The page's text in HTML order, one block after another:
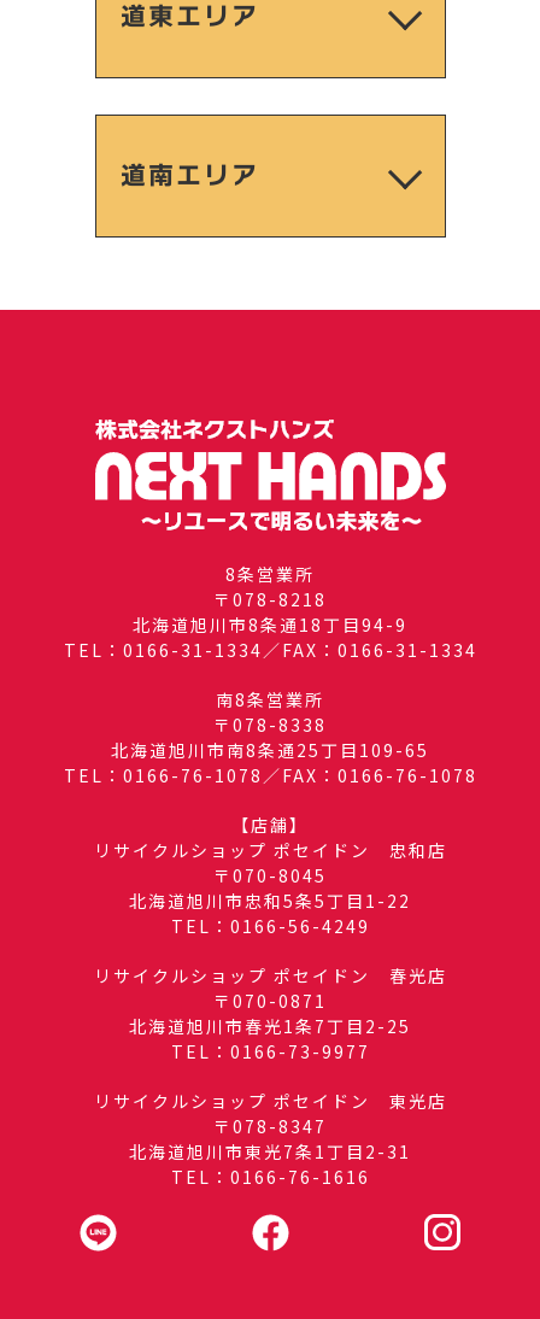
道東エリア
道南エリア
8条営業所
〒078-8218
北海道旭川市8条通18丁目94-9
TEL：0166-31-1334／FAX：0166-31-1334
南8条営業所
〒078-8338
北海道旭川市南8条通25丁目109-65
TEL：0166-76-1078／FAX：0166-76-1078
【店舗】
リサイクルショップ ポセイドン 忠和店
〒070-8045
北海道旭川市忠和5条5丁目1-22
TEL：0166-56-4249
リサイクルショップ ポセイドン 春光店
〒070-0871
北海道旭川市春光1条7丁目2-25
TEL：0166-73-9977
リサイクルショップ ポセイドン 東光店
〒078-8347
北海道旭川市東光7条1丁目2-31
TEL：0166-76-1616